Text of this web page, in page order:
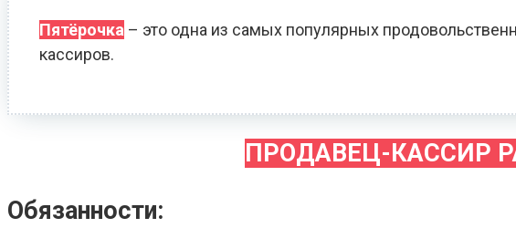
Пятёрочка – это одна из самых популярных
кассиров.
ПРОДАВЕЦ-КАССИР
Обязанности: